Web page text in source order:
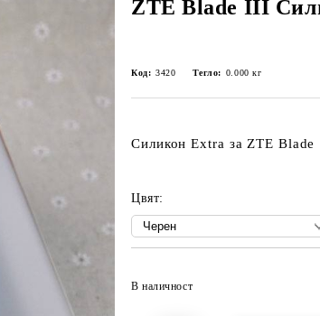
ZTE Blade III
Код: 3420 Тегло: 0.000 кг
Силикон Extra за ZTE Blade
Цвят:
В наличност